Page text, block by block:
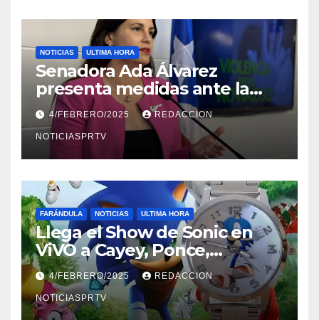
NOTICIAS ULTIMA HORA
Senadora Ada Álvarez
presenta medidas ante la
violencia en el noviazgo
4/FEBRERO/2025 REDACCION
NOTICIASPRTV
FARÁNDULA NOTICIAS ULTIMA HORA
Llega el Show de Sonic en
ViVO a Cayey, Ponce,
Barceloneta y Humacao,
Relojes gratis para el que
compre ahora….
4/FEBRERO/2025 REDACCION
NOTICIASPRTV